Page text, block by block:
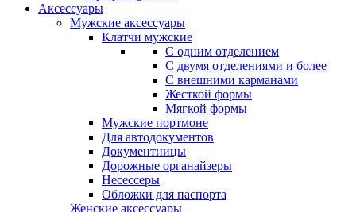
Аксессуары
Мужские аксессуары
Клатчи мужские
С одним отделением
С двумя отделениями и более
С внешними карманами
Жесткой формы
Мягкой формы
Мужские портмоне
Для автодокументов
Документницы
Дорожные органайзеры
Несессеры
Обложки для паспорта
Женские аксессуары